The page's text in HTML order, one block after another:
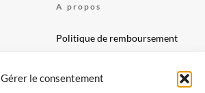
Gérer le consentement
A propos
Politique de remboursement
Politique de cookies (UE)